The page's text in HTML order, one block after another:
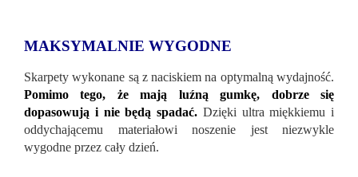
MAKSYMALNIE WYGODNE
Skarpety wykonane są z naciskiem na optymalną wydajność.
Pomimo tego, że mają luźną gumkę, dobrze się
dopasowują i nie będą spadać. Dzięki ultra miękkiemu i
oddychającemu materiałowi noszenie jest niezwykle
wygodne przez cały dzień.